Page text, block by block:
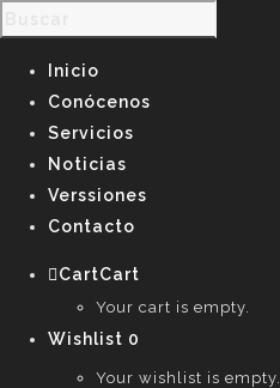
Inicio
Conócenos
Servicios
Noticias
Verssiones
Contacto
CartCart
Your cart is empty.
Wishlist 0
Your wishlist is empty.